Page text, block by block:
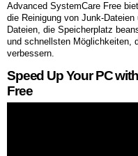
Advanced SystemCare Free
die Reinigung von Junk-
Dateien, die Speicherplatz
und schnellsten Möglichkeiten,
verbessern.
Speed Up Your PC
Free